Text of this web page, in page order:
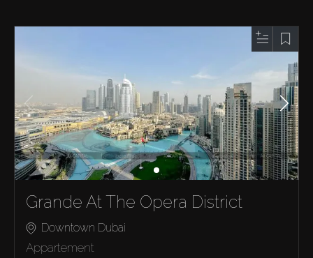
Grande At The Opera District
Downtown Dubai
Appartement